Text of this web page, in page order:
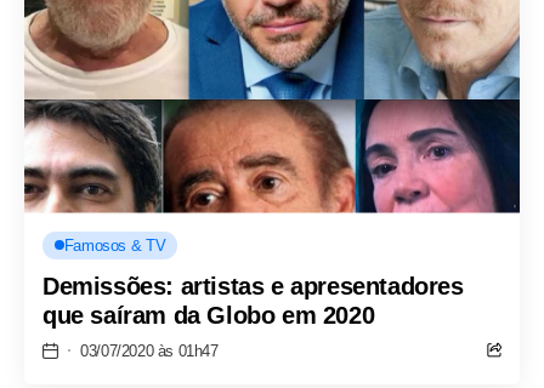
Famosos & TV
Demissões: artistas e apresentadores
que saíram da Globo em 2020
03/07/2020 às 01h47